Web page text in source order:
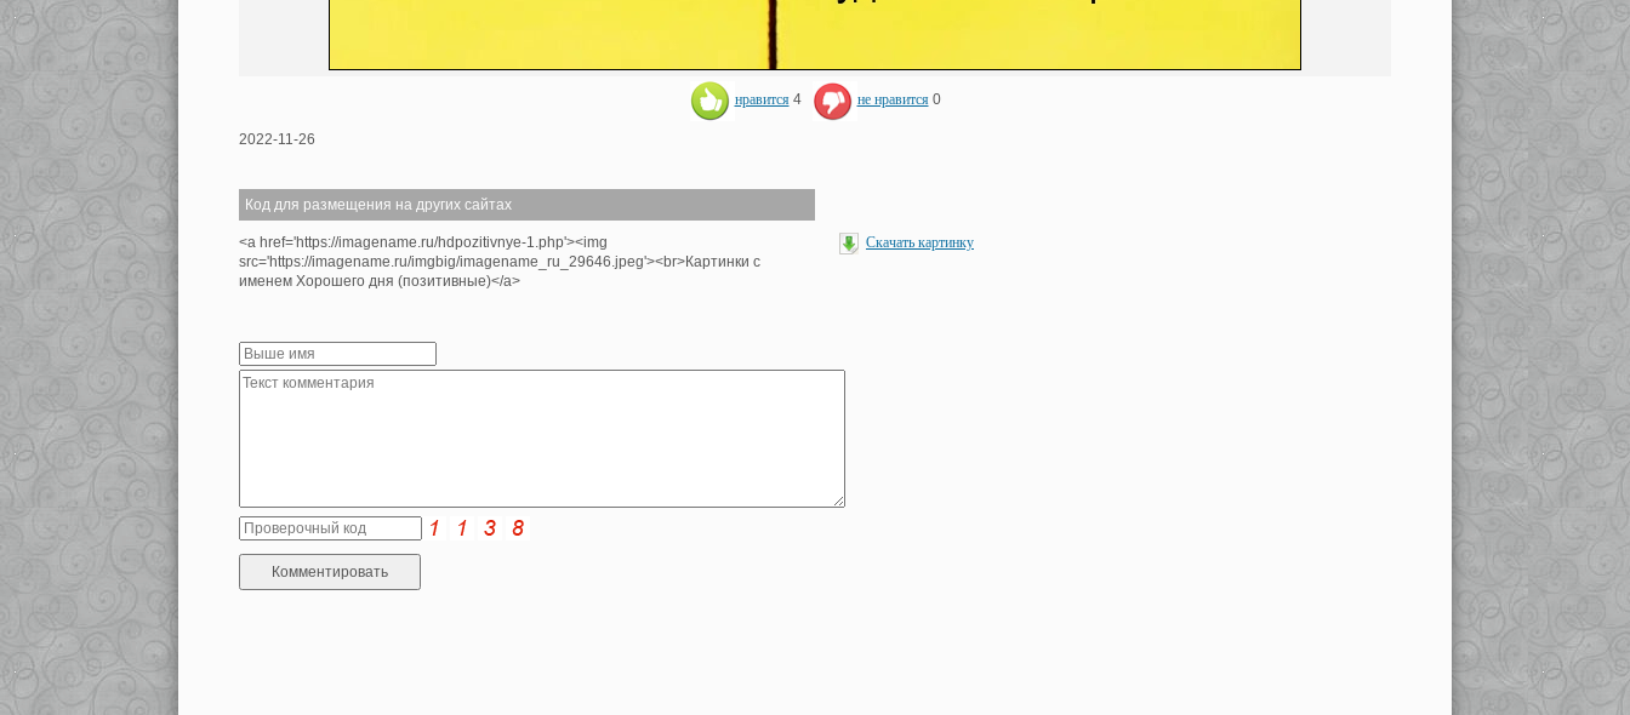
нравится 4 не нравится 0
2022-11-26
Код для размещения на других сайтах
<a href='https://imagename.ru/hdpozitivnye-1.php'><img
src='https://imagename.ru/imgbig/imagename_ru_29646.jpeg'><br>Картинки с
именем Хорошего дня (позитивные)</a>
Скачать картинку